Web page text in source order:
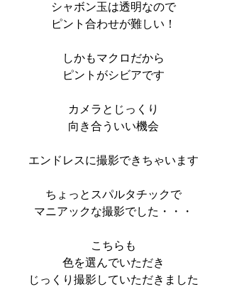
シャボン玉は透明なので
ピント合わせが難しい！
しかもマクロだから
ピントがシビアです
カメラとじっくり
向き合ういい機会
エンドレスに撮影できちゃいます
ちょっとスパルタチックで
マニアックな撮影でした・・・
こちらも
色を選んでいただき
じっくり撮影していただきました